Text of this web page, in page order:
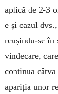
aplică de 2-3
e și cazul
reușindu-se în
vindecare,
continua
apariția unor